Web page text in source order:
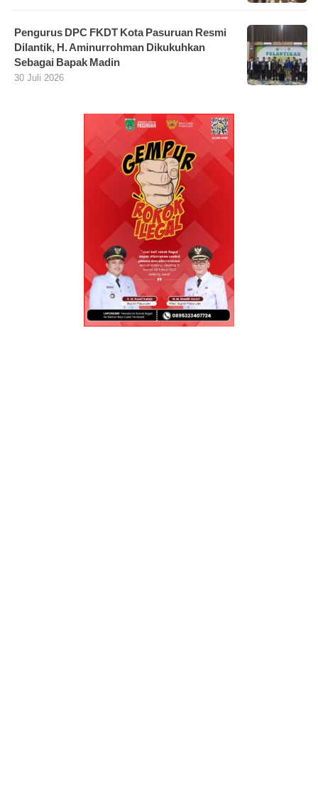
Pengurus DPC FKDT Kota Pasuruan Resmi
Dilantik, H. Aminurrohman Dikukuhkan
Sebagai Bapak Madin
30 Juli 2026